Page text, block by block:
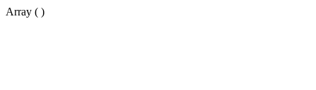
Array ( )